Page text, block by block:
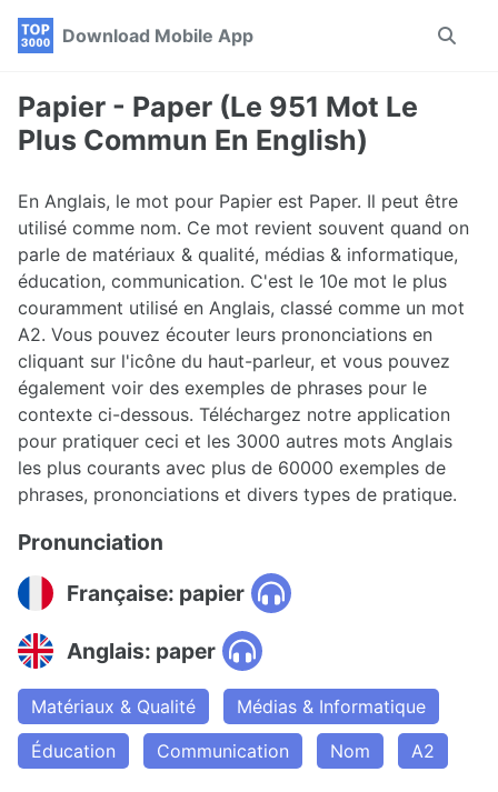
Skip
navigation
Skip
Skip
Download Mobile App
Toggle
Papier - Paper (Le 951 Mot Le
Plus Commun En English)
En Anglais, le mot pour Papier est Paper. Il peut être
utilisé comme nom. Ce mot revient souvent quand on
parle de matériaux & qualité, médias & informatique,
éducation, communication. C'est le 10e mot le plus
couramment utilisé en Anglais, classé comme un mot
A2. Vous pouvez écouter leurs prononciations en
cliquant sur l'icône du haut-parleur, et vous pouvez
également voir des exemples de phrases pour le
contexte ci-dessous. Téléchargez notre application
pour pratiquer ceci et les 3000 autres mots Anglais
les plus courants avec plus de 60000 exemples de
phrases, prononciations et divers types de pratique.
Pronunciation
Française: papier
Anglais: paper
Matériaux & Qualité
Médias & Informatique
Éducation
Communication Nom A2